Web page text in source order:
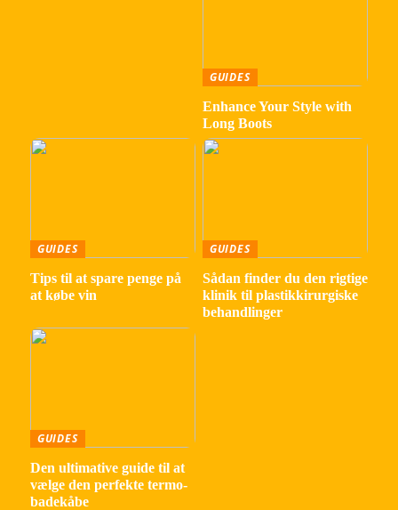
GUIDES
Enhance Your Style with
Long Boots
GUIDES
Tips til at spare penge på
at købe vin
GUIDES
Sådan finder du den rigtige
klinik til plastikkirurgiske
behandlinger
GUIDES
Den ultimative guide til at
vælge den perfekte termo-
badekåbe